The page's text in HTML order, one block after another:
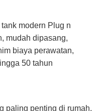
modern Plug n
mudah dipasang,
biaya perawatan,
50 tahun
paling penting di rumah,